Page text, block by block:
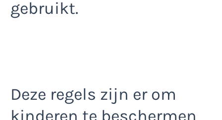
gebruikt.
Deze regels zijn er om